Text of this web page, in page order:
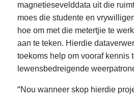
magnetiesevelddata uit die
moes die studente en
hoe om met die metertjie te
aan te teken. Hierdie
toekoms help om vooraf kennis
lewensbedreigende
“Nou wanneer skop hierdie